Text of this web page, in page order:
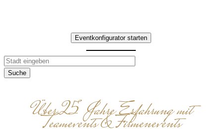
Eventkonfigurator starten
Suche
Über 25 Jahre Erfahrung mit